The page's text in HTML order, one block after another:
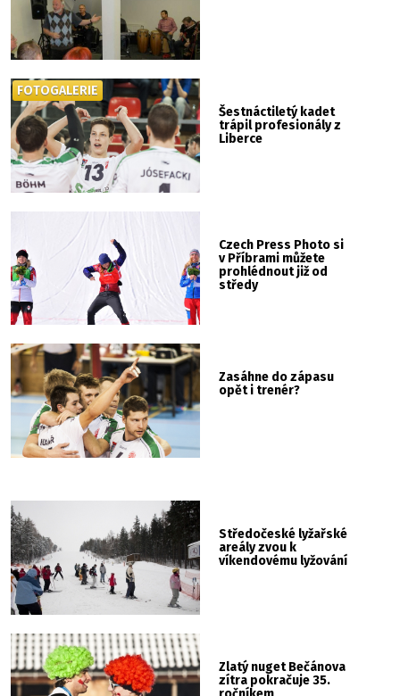
Šestnáctiletý kadet
trápil profesionály z
Liberce
FOTOGALERIE
Czech Press Photo si
v Příbrami můžete
prohlédnout již od
středy
Zasáhne do zápasu
opět i trenér?
Středočeské lyžařské
areály zvou k
víkendovému lyžování
Zlatý nuget Bečánova
zítra pokračuje 35.